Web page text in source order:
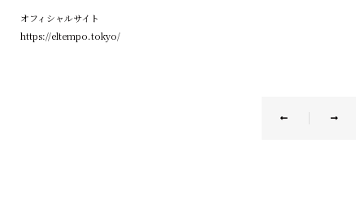
オフィシャルサイト
https://eltempo.tokyo/